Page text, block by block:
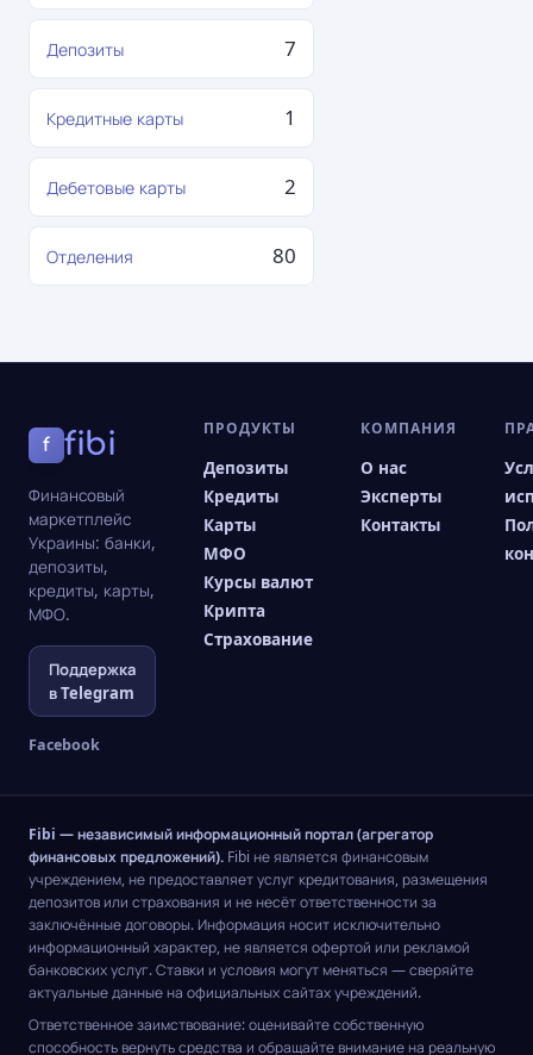
Депозиты 7
Кредитные карты 1
Дебетовые карты 2
Отделения 80
f fibi
Финансовый
маркетплейс
Украины: банки,
депозиты,
кредиты, карты,
МФО.
Поддержка
в Telegram
Facebook
ПРОДУКТЫ
Депозиты
Кредиты
Карты
МФО
Курсы валют
Крипта
Страхование
КОМПАНИЯ
О нас
Эксперты
Контакты
Fibi — независимый информационный портал (агрегатор
финансовых предложений). Fibi не является финансовым
учреждением, не предоставляет услуг кредитования, размещения
депозитов или страхования и не несёт ответственности за
заключённые договоры. Информация носит исключительно
информационный характер, не является офертой или рекламой
банковских услуг. Ставки и условия могут меняться — сверяйте
актуальные данные на официальных сайтах учреждений.
Ответственное заимствование: оценивайте собственную
способность вернуть средства и обращайте внимание на реальную